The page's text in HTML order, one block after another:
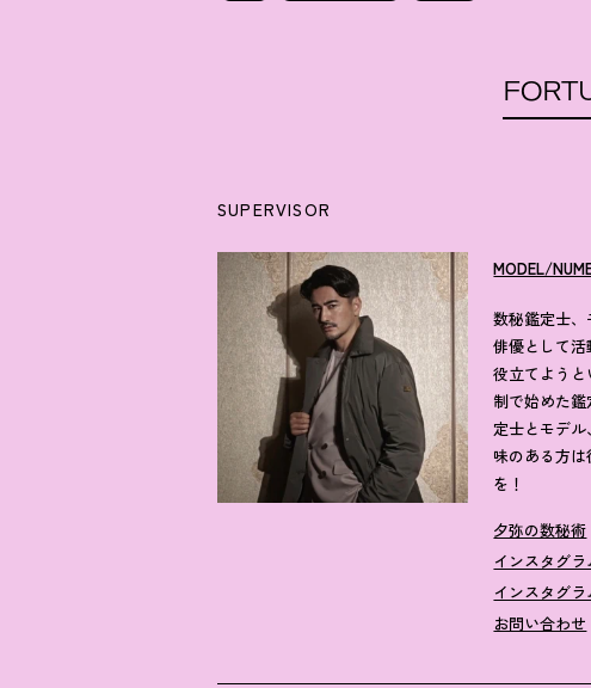
SUPERVISOR
MODEL/
数秘鑑定士、
俳優として
役立てよう
制で始めた
定士とモデ
味のある方
を！
夕弥の数秘術
インスタグ
インスタグ
お問い合わせ